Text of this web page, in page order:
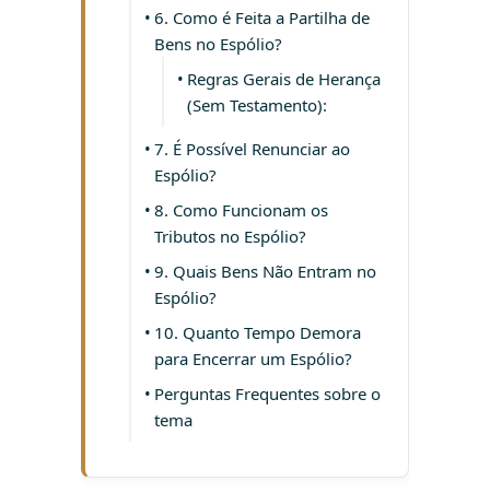
6. Como é Feita a Partilha de
Bens no Espólio?
Regras Gerais de Herança
(Sem Testamento):
7. É Possível Renunciar ao
Espólio?
8. Como Funcionam os
Tributos no Espólio?
9. Quais Bens Não Entram no
Espólio?
10. Quanto Tempo Demora
para Encerrar um Espólio?
Perguntas Frequentes sobre o
tema